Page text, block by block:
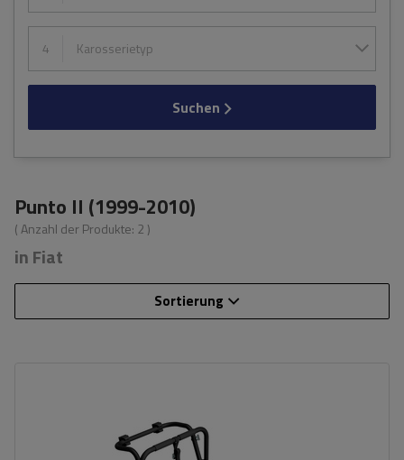
4 Karosserietyp
Suchen
Punto II (1999-2010)
( Anzahl der Produkte: 2 )
in Fiat
Sortierung
universelles Montagesystem
kompatibel mit allen Karosseriearten